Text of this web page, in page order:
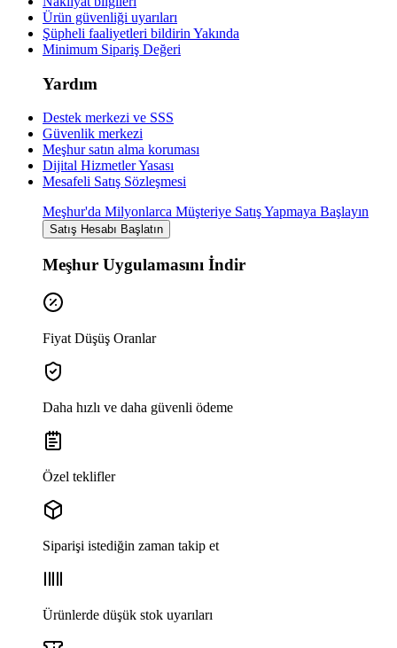
Ürün güvenliği uyarıları
Şüpheli faaliyetleri bildirin Yakında
Minimum Sipariş Değeri
Yardım
Destek merkezi ve SSS
Güvenlik merkezi
Meşhur satın alma koruması
Dijital Hizmetler Yasası
Mesafeli Satış Sözleşmesi
Meşhur'da Milyonlarca Müşteriye Satış Yapmaya Başlayın
Satış Hesabı Başlatın
Meşhur Uygulamasını İndir
Fiyat Düşüş Oranlar
Daha hızlı ve daha güvenli ödeme
Özel teklifler
Siparişi istediğin zaman takip et
Ürünlerde düşük stok uyarıları